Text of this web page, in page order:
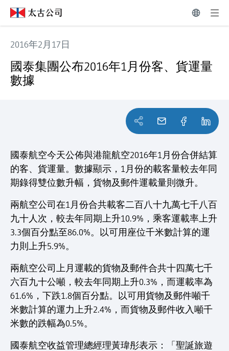
2016年2月17日
國泰集團公布2016年1月份客、貨運量
數據
國泰航空今天公佈與港龍航空2016年1月份合併結算
的客、貨運量。數據顯示，1月份的載客量較去年同
期錄得雙位數升幅，貨物及郵件運載量則微升。
兩航空公司在1月份合共載客二百八十九萬七千八百
九十人次，較去年同期上升10.9%，乘客運載率上升
3.3個百分點至86.0%。以可用座位千米數計算的運
力則上升5.9%。
兩航空公司上月運載的貨物及郵件合共十四萬七千
六百九十公噸，較去年同期上升0.3%，而運載率為
61.6%，下跌1.8個百分點。以可用貨物及郵件噸千
米數計算的運力上升2.4%，而貨物及郵件收入噸千
米數的跌幅為0.5%。
國泰航空收益管理總經理黃瑋彤表示：「聖誕旅遊